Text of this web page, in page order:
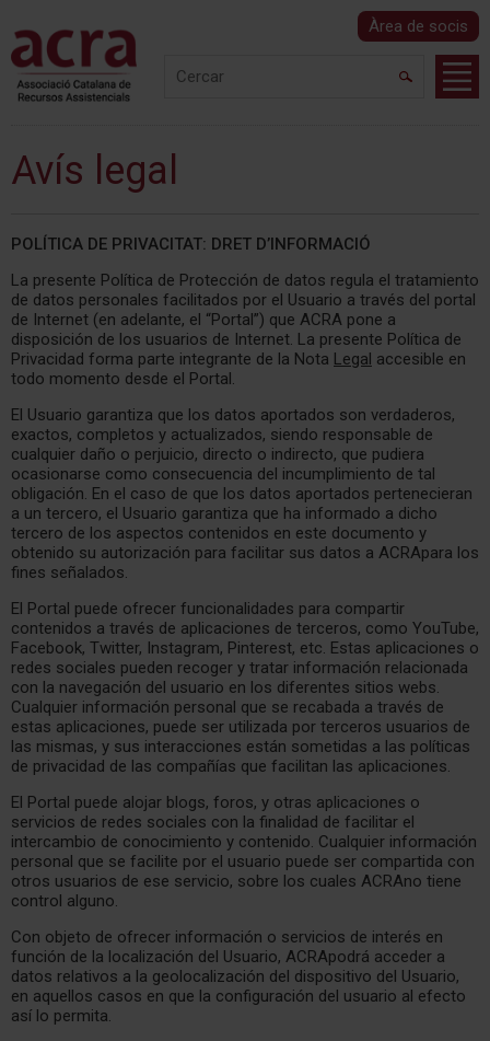
Àrea de socis
Avís legal
POLÍTICA DE PRIVACITAT: DRET D’INFORMACIÓ
La presente Política de Protección de datos regula el tratamiento
de datos personales facilitados por el Usuario a través del portal
de Internet (en adelante, el “Portal”) que ACRA pone a
disposición de los usuarios de Internet. La presente Política de
Privacidad forma parte integrante de la Nota Legal accesible en
todo momento desde el Portal.
El Usuario garantiza que los datos aportados son verdaderos,
exactos, completos y actualizados, siendo responsable de
cualquier daño o perjuicio, directo o indirecto, que pudiera
ocasionarse como consecuencia del incumplimiento de tal
obligación. En el caso de que los datos aportados pertenecieran
a un tercero, el Usuario garantiza que ha informado a dicho
tercero de los aspectos contenidos en este documento y
obtenido su autorización para facilitar sus datos a ACRApara los
fines señalados.
El Portal puede ofrecer funcionalidades para compartir
contenidos a través de aplicaciones de terceros, como YouTube,
Facebook, Twitter, Instagram, Pinterest, etc. Estas aplicaciones o
redes sociales pueden recoger y tratar información relacionada
con la navegación del usuario en los diferentes sitios webs.
Cualquier información personal que se recabada a través de
estas aplicaciones, puede ser utilizada por terceros usuarios de
las mismas, y sus interacciones están sometidas a las políticas
de privacidad de las compañías que facilitan las aplicaciones.
El Portal puede alojar blogs, foros, y otras aplicaciones o
servicios de redes sociales con la finalidad de facilitar el
intercambio de conocimiento y contenido. Cualquier información
personal que se facilite por el usuario puede ser compartida con
otros usuarios de ese servicio, sobre los cuales ACRAno tiene
control alguno.
Con objeto de ofrecer información o servicios de interés en
función de la localización del Usuario, ACRApodrá acceder a
datos relativos a la geolocalización del dispositivo del Usuario,
en aquellos casos en que la configuración del usuario al efecto
así lo permita.